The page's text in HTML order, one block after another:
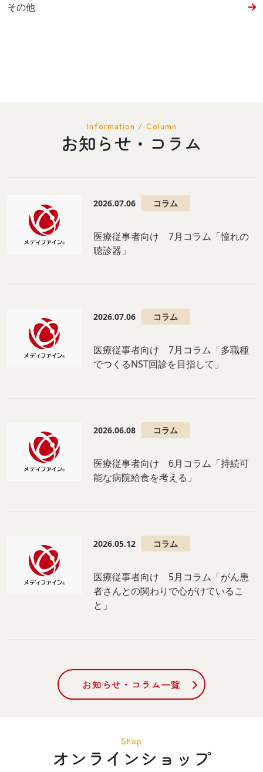
その他
Information / Column
お知らせ・コラム
2026.07.06 コラム
医療従事者向け 7月コラム「憧れの
聴診器」
2026.07.06 コラム
医療従事者向け 7月コラム「多職種
でつくるNST回診を目指して」
2026.06.08 コラム
医療従事者向け 6月コラム「持続可
能な病院給食を考える」
2026.05.12 コラム
医療従事者向け 5月コラム「がん患
者さんとの関わりで心がけているこ
と」
お知らせ・コラム一覧
Shop
オンラインショップ